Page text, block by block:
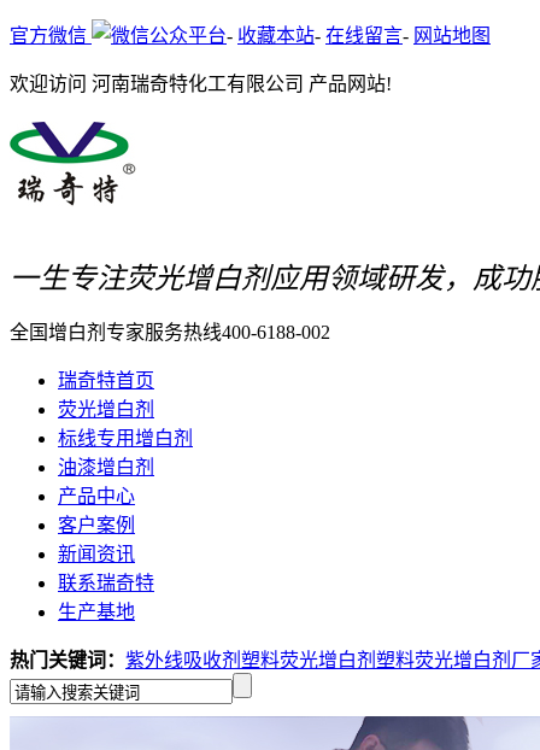
官方微信 - 收藏本站- 在线留言- 网站地图
欢迎访问 河南瑞奇特化工有限公司 产品网站!
一生专注荧光增白剂应用领域研发，成
全国增白剂专家服务热线400-6188-002
瑞奇特首页
荧光增白剂
标线专用增白剂
油漆增白剂
产品中心
客户案例
新闻资讯
联系瑞奇特
生产基地
热门关键词： 紫外线吸收剂 塑料荧光增白剂 塑料荧光增白剂厂